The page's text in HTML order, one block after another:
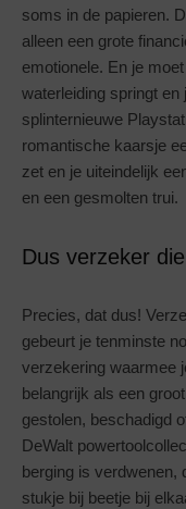
soms in de papieren.
alleen een grote
emotionele. En je
waterleiding springt
splinternieuwe
romantische kaarsje
zet en je uiteindelijk
en een gesmolten trui.
Dus verzeker
Precies, dat dus!
gebeurt je tenminste
verzekering waarmee
belangrijk als een
gestolen, beschadigd
DeWalt
berging is verdwenen,
stukje bij beetje bij